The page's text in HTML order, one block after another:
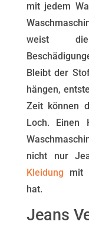
mit jedem
weist die
Bleibt der
hängen,
Zeit können
Loch. Einen
nicht nur
Kleidung mit
hat.
Jeans